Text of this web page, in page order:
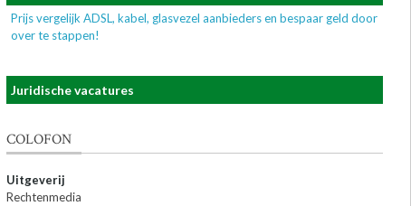
Prijs vergelijk ADSL, kabel, glasvezel aanbieders en bespaar geld door
over te stappen!
Juridische vacatures
COLOFON
Uitgeverij
Rechtenmedia